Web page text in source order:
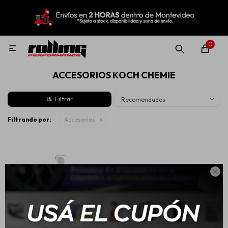

0

ACCESORIOS KOCH CHEMIE
Recomendados
Filtrando por: Accesorios
MI CUENTA
Nuevo! Rolling Repuestos
Llantas
Lubricantes
Aditivos